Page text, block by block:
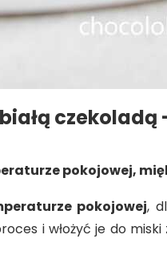
pokojowej,
pokojowej,
i włożyć je do